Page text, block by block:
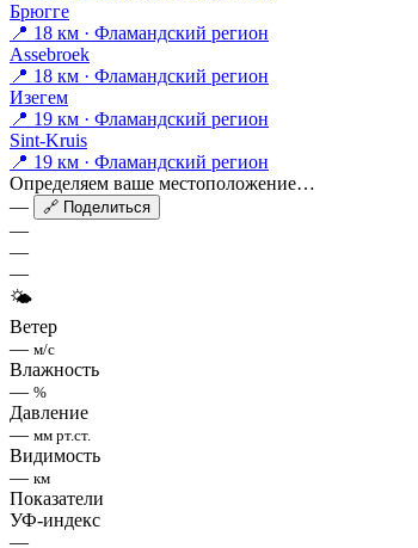
Брюгге
📍 18 км · Фламандский регион
Assebroek
📍 18 км · Фламандский регион
Изегем
📍 19 км · Фламандский регион
Sint-Kruis
📍 19 км · Фламандский регион
Определяем ваше местоположение…
—
🔗 Поделиться
—
—
—
🌤
Ветер
— м/с
Влажность
— %
Давление
— мм рт.ст.
Видимость
— км
Показатели
УФ-индекс
—